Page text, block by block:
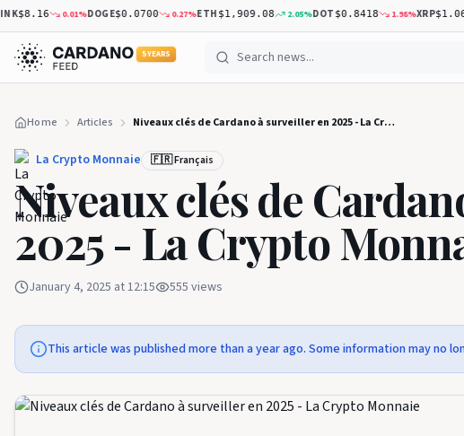
$8.16 0.01 %DOGE$0.0700 0.27 %ETH$1,909.08 2.05 %DOT$0.8418 1.98 %XRP$1.06
5 YEARS
Home Articles Niveaux clés de Cardano à surveiller en 2025 - La Crypto Monnaie
La Crypto Monnaie 🇫🇷 Français
Niveaux clés de
2025 - La Crypto
January 4, 2025 at 12:15 555 views
This article was published more than a year ago. Some information may no